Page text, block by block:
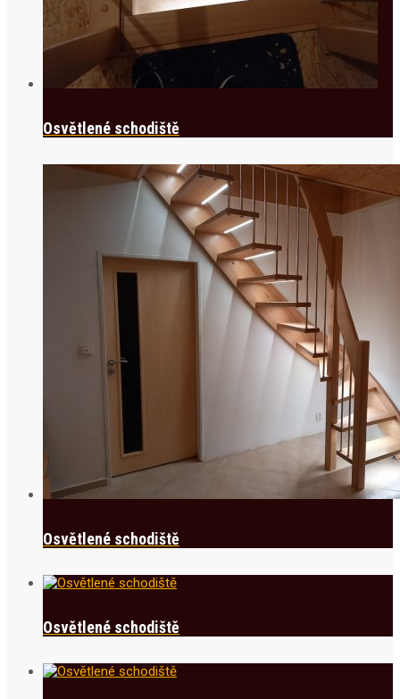
Osvětlené schodiště
Osvětlené schodiště
Osvětlené schodiště